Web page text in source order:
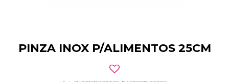
PINZA INOX P/ALIMENTOS 25CM